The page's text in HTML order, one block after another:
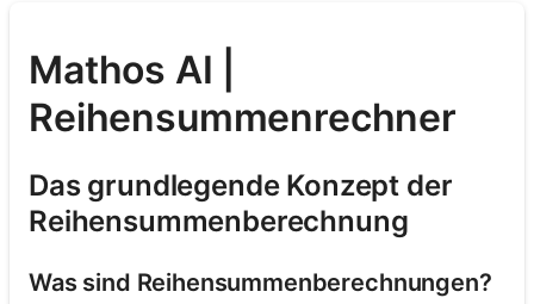
Mathos AI |
Reihensummenrechner
Das grundlegende Konzept der
Reihensummenberechnung
Was sind Reihensummenberechnungen?